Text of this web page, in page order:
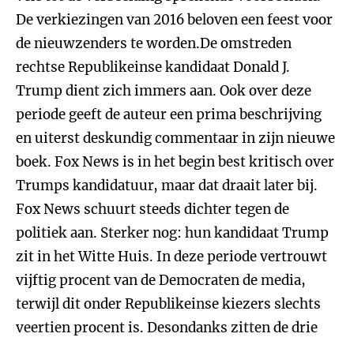
De verkiezingen van 2016 beloven een feest voor
de nieuwzenders te worden.De omstreden
rechtse Republikeinse kandidaat Donald J.
Trump dient zich immers aan. Ook over deze
periode geeft de auteur een prima beschrijving
en uiterst deskundig commentaar in zijn nieuwe
boek. Fox News is in het begin best kritisch over
Trumps kandidatuur, maar dat draait later bij.
Fox News schuurt steeds dichter tegen de
politiek aan. Sterker nog: hun kandidaat Trump
zit in het Witte Huis. In deze periode vertrouwt
vijftig procent van de Democraten de media,
terwijl dit onder Republikeinse kiezers slechts
veertien procent is. Desondanks zitten de drie